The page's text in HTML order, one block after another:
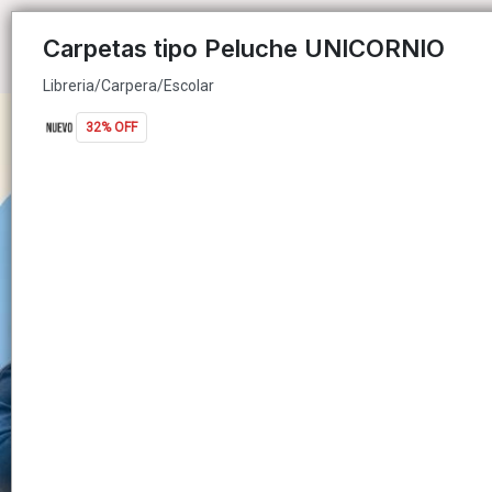
Libreria/Carpera/Escolar
Carpetas tipo Peluche UNICORNIO
Libreria/Carpera/Escolar
32% OFF